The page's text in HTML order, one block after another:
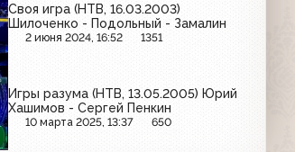
Своя игра (НТВ, 16.03.2003)
Шилоченко - Подольный - Замалин
2 июня 2024, 16:52 1351
Игры разума (НТВ, 13.05.2005) Юрий
Хашимов - Сергей Пенкин
10 марта 2025, 13:37 650